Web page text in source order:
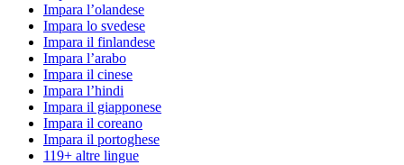
Impara l’olandese
Impara lo svedese
Impara il finlandese
Impara l’arabo
Impara il cinese
Impara l’hindi
Impara il giapponese
Impara il coreano
Impara il portoghese
119+ altre lingue